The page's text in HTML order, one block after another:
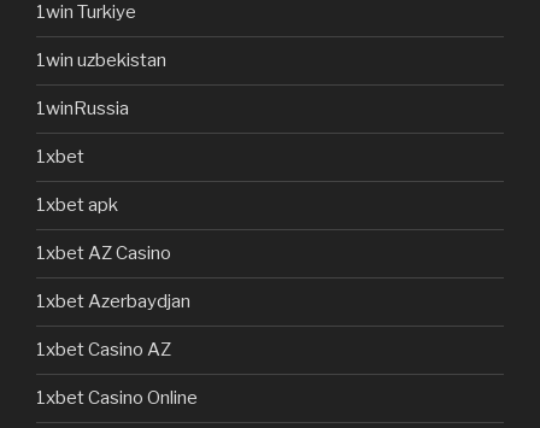
1win Turkiye
1win uzbekistan
1winRussia
1xbet
1xbet apk
1xbet AZ Casino
1xbet Azerbaydjan
1xbet Casino AZ
1xbet Casino Online